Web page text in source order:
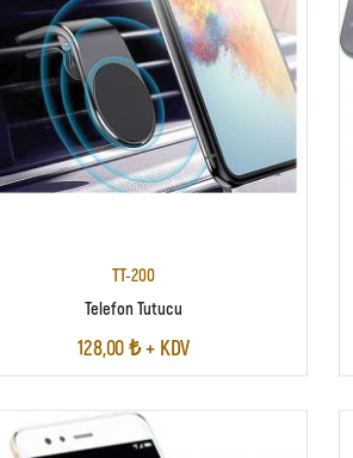
TT-200
Telefon Tutucu
128,00 ₺ + KDV